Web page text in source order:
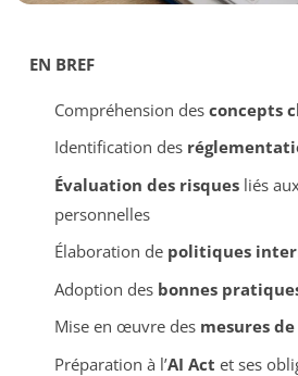
EN BREF
Compréhension des concepts
Identification des
Évaluation des risquesliés
personnelles
Élaboration de politiques
Adoption des bonnes
Mise en œuvre des mesures
Préparation à l’AI Act et ses